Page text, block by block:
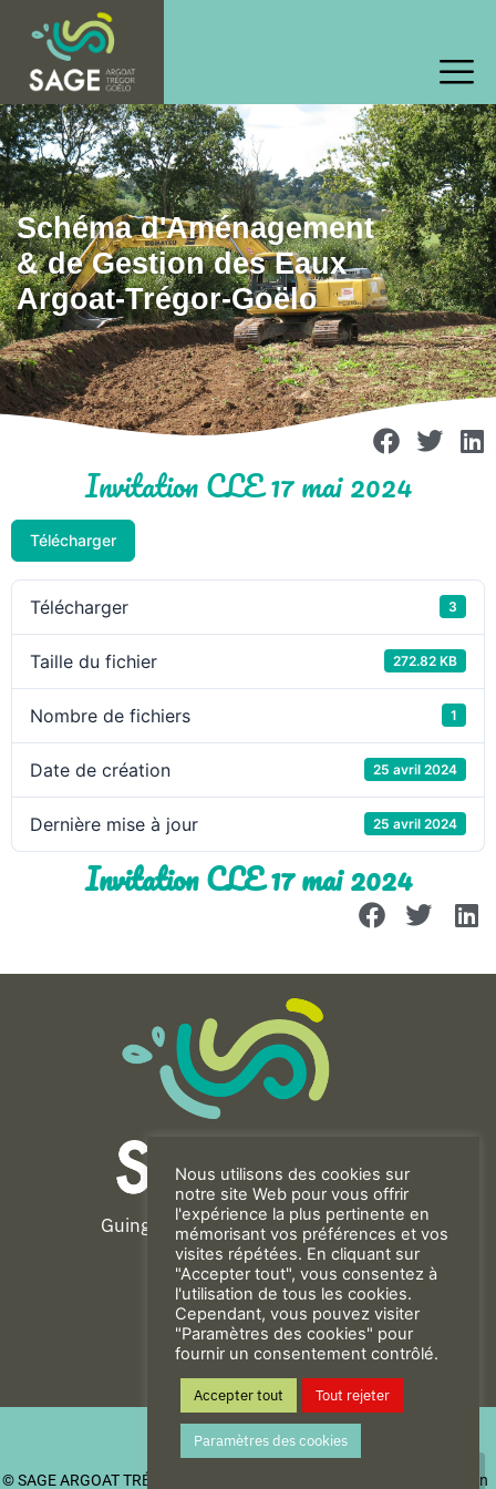
Schéma d'Aménagement
& de Gestion des Eaux
Argoat-Trégor-Goëlo
Invitation CLE 17 mai 2024
Télécharger
Télécharger 3
Taille du fichier 272.82 KB
Nombre de fichiers 1
Date de création 25 avril 2024
Dernière mise à jour 25 avril 2024
Invitation CLE 17 mai 2024
Mentions Légales
Politique de confidentialité
© SAGE ARGOAT TRÉGOR GOËLO
| Be New - Agence de communication
Guingamp-Paimpol Agglomération
11 rue de la Trinité
22200 GUINGAMP
02 96 40 23 82
CONTACT
Nous utilisons des cookies sur
notre site Web pour vous offrir
l'expérience la plus pertinente en
mémorisant vos préférences et vos
visites répétées. En cliquant sur
"Accepter tout", vous consentez à
l'utilisation de tous les cookies.
Cependant, vous pouvez visiter
"Paramètres des cookies" pour
fournir un consentement contrôlé.
Accepter tout Tout rejeter
Paramètres des cookies